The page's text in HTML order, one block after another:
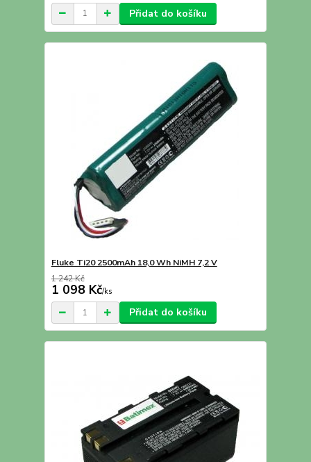
Přidat do košíku
Fluke Ti20 2500mAh 18,0 Wh NiMH 7,2 V
1 242 Kč
1 098 Kč/ks
Přidat do košíku